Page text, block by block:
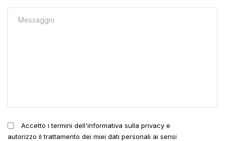
Accetto i termini dell'informativa sulla privacy e
autorizzo il trattamento dei miei dati personali ai sensi